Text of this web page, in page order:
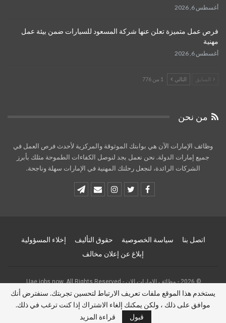
أغسطس 6, 2026
فرص عمل متميزة تعلن عنها شركة المسعود للسيارات ضمن بيئة عمل
مهنية
أغسطس 6, 2026
السابق التالي 1 من 776
من نحن
وظائف الإمارات الآن هي بوابتك الموثوقة والمركزية لأحدث فرص العمل في
جميع إمارات الدولة. نحن نعمل بجد لنوصل الكفاءات الطموحة مثلك بأبرز
الشركات الرائدة، لنجعل رحلتك المهنية في الإمارات سهلة وناجحة.
اتصل بنا سياسة الخصوصية حقوق التأليف
إخلاء المسؤولية
إبلاغ عن إعلان مخالف
© 2026 - وظائف الامارات الان - Uae jobs now. All Rights Reserved.
Website Design: uaejobsnow
يستخدم هذا الموقع ملفات تعريف الارتباط لتحسين تجربتك. سنفترض أنك
موافق على ذلك ، ولكن يمكنك إلغاء الاشتراك إذا كنت ترغب في ذلك.
قبول
قراءة المزيد